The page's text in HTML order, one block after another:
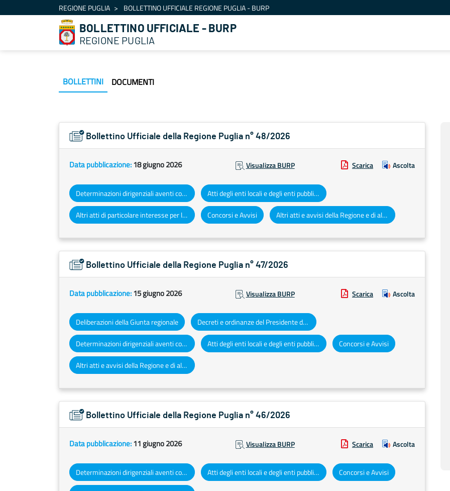
Salta al contenutoREGIONE PUGLIA BOLLETTINO UFFICIALE REGIONE PUGLIA - BURP
BOLLETTINO UFFICIALE - BURP
REGIONE PUGLIA
BOLLETTINI DOCUMENTI
Bollettino Ufficiale della Regione Puglia n° 48/2026
Data pubblicazione:18 giugno 2026 Visualizza BURP Scarica Ascolta
Determinazioni dirigenziali aventi contenuto di interesse generale Atti degli enti locali e degli enti pubblici e privati
Altri atti di particolare interesse per la Regione Puglia Concorsi e Avvisi Altri atti e avvisi della Regione e di altri enti pubblici che interessano la collettività regionale
Bollettino Ufficiale della Regione Puglia n° 47/2026
Data pubblicazione:15 giugno 2026 Visualizza BURP Scarica Ascolta
Deliberazioni della Giunta regionale Decreti e ordinanze del Presidente della Giunta regionale
Determinazioni dirigenziali aventi contenuto di interesse generale Atti degli enti locali e degli enti pubblici e privati Concorsi e Avvisi
Altri atti e avvisi della Regione e di altri enti pubblici che interessano la collettività regionale
Bollettino Ufficiale della Regione Puglia n° 46/2026
Data pubblicazione:11 giugno 2026 Visualizza BURP Scarica Ascolta
Determinazioni dirigenziali aventi contenuto di interesse generale Atti degli enti locali e degli enti pubblici e privati Concorsi e Avvisi